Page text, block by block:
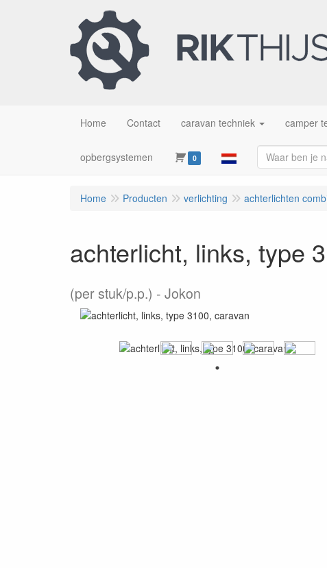
Home Contact caravan techniek camper
opbergsystemen 0
Home Producten verlichting achterlichten
achterlicht, links, type
(per stuk/p.p.) Jokon